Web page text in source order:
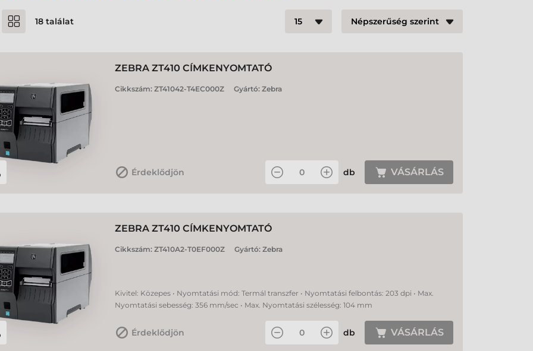
18 találat
ZEBRA ZT410 CÍMKENYOMTATÓ
Cikkszám: ZT41042-T4EC000Z Gyártó: Zebra
Érdeklődjön db VÁSÁRLÁS
ZEBRA ZT410 CÍMKENYOMTATÓ
Cikkszám: ZT410A2-T0EF000Z Gyártó: Zebra
Kivitel: Közepes • Nyomtatási mód: Termál transzfer • Nyomtatási felbontás: 203 dpi • Max.
Nyomtatási sebesség: 356 mm/sec • Max. Nyomtatási szélesség: 104 mm
Érdeklődjön db VÁSÁRLÁS